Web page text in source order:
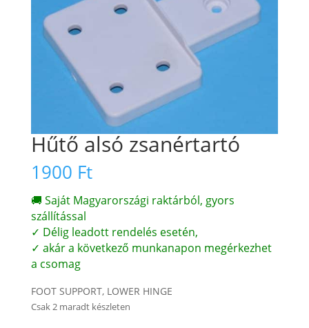
Hűtő alsó zsanértartó
1900 Ft
🚚 Saját Magyarországi raktárból, gyors
szállítással
✓ Délig leadott rendelés esetén,
✓ akár a következő munkanapon megérkezhet
a csomag
FOOT SUPPORT, LOWER HINGE
Csak 2 maradt készleten